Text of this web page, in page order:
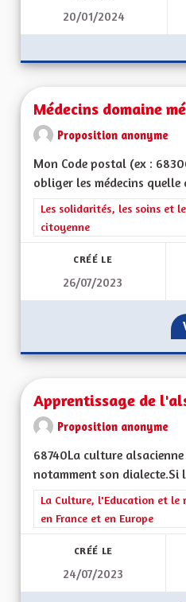
20/01/2024
Médecins domaine
Proposition anonyme
Mon Code postal (ex :
obliger les médecins quelle
Filtrer les résultats de la
Les solidarités, les soins et
citoyenne
CRÉÉ LE
26/07/2023
Apprentissage de
Proposition anonyme
68740La culture
notamment son dialecte.Si
Filtrer les résultats de la
La Culture, l'Education et le
en France et en Europe
CRÉÉ LE
24/07/2023